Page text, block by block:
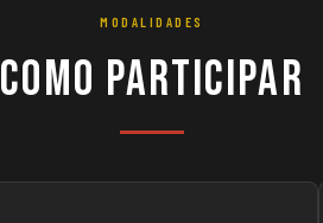
MODALIDADES
Como Participar